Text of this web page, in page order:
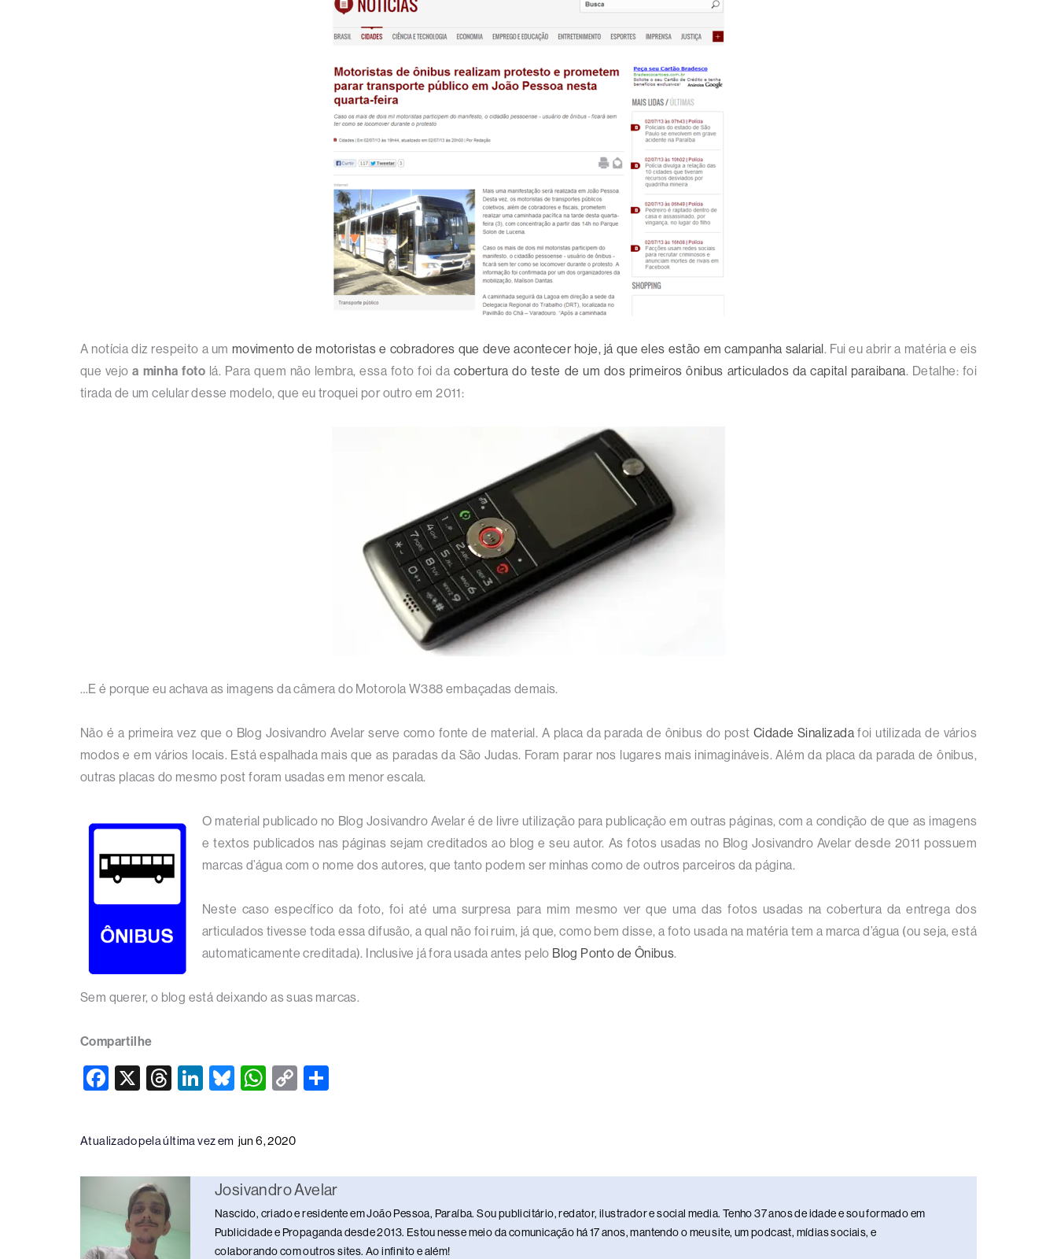
A notícia diz respeito a um movimento de motoristas e cobradores que deve acontecer hoje, já que eles estão em campanha salarial. Fui eu abrir a matéria e eis
que vejo a minha foto lá. Para quem não lembra, essa foto foi da cobertura do teste de um dos primeiros ônibus articulados da capital paraibana. Detalhe: foi
tirada de um celular desse modelo, que eu troquei por outro em 2011:
…E é porque eu achava as imagens da câmera do Motorola W388 embaçadas demais.
Não é a primeira vez que o Blog Josivandro Avelar serve como fonte de material. A placa da parada de ônibus do postCidade Sinalizadafoi utilizada de vários
modos e em vários locais. Está espalhada mais que as paradas da São Judas. Foram parar nos lugares mais inimagináveis. Além da placa da parada de ônibus,
outras placas do mesmo post foram usadas em menor escala.
O material publicado no Blog Josivandro Avelar é de livre utilização para publicação em outras páginas, com a condição de que as imagens
e textos publicados nas páginas sejam creditados ao blog e seu autor. As fotos usadas no Blog Josivandro Avelar desde 2011 possuem
marcas d’água com o nome dos autores, que tanto podem ser minhas como de outros parceiros da página.
Neste caso específico da foto, foi até uma surpresa para mim mesmo ver que uma das fotos usadas na cobertura da entrega dos
articulados tivesse toda essa difusão, a qual não foi ruim, já que, como bem disse, a foto usada na matéria tem a marca d’água (ou seja, está
automaticamente creditada). Inclusive já fora usada antes pelo Blog Ponto de Ônibus.
Sem querer, o blog está deixando as suas marcas.
Compartilhe
F
e
b
o
X
T
a
d
Li
e
dI
n
Bl
sk
y
W
s
A
p
p
C
Li
n
k
Atualizado pela última vez em jun 6, 2020
Josivandro Avelar
Nascido, criado e residente em João Pessoa, Paraíba. Sou publicitário, redator, ilustrador e social media. Tenho 37 anos de idade e sou formado em
Publicidade e Propaganda desde 2013. Estou nesse meio da comunicação há 17 anos, mantendo o meu site, um podcast, mídias sociais, e
colaborando com outros sites. Ao infinito e além!